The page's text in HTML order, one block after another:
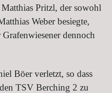
Pritzl, der sowohl
Weber besiegte,
dennoch
Böer verletzt, so dass
TSV Berching 2 zu